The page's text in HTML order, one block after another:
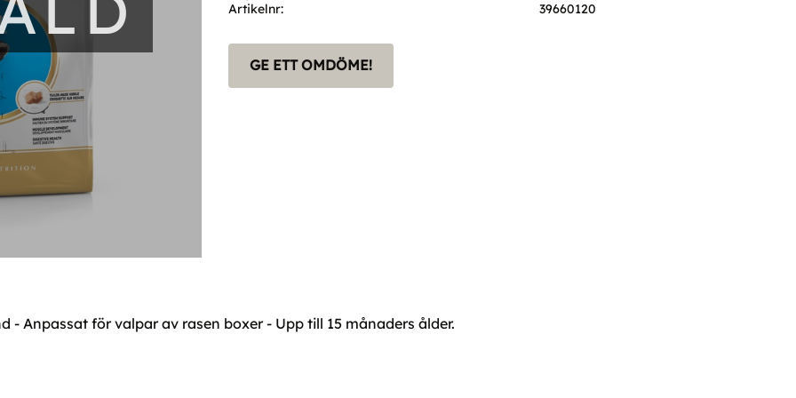
Artikelnr
39660120
GE ETT OMDÖME!
- Anpassat för valpar av rasen boxer - Upp till 15 månaders ålder.